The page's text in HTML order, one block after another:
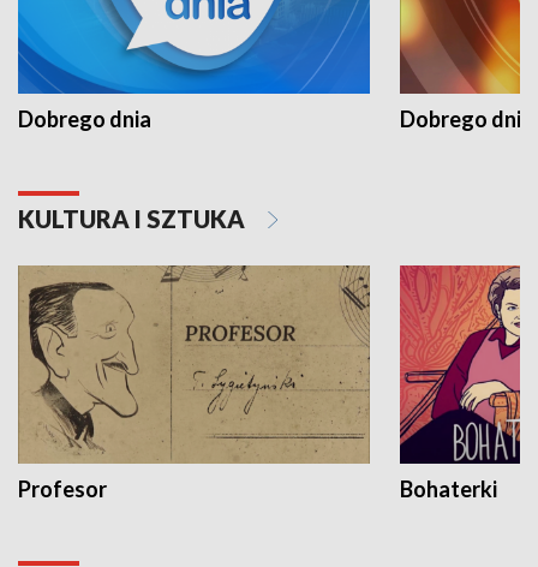
Dobrego dnia Dobrego dnia
KULTURA I SZTUKA
Profesor Bohaterki